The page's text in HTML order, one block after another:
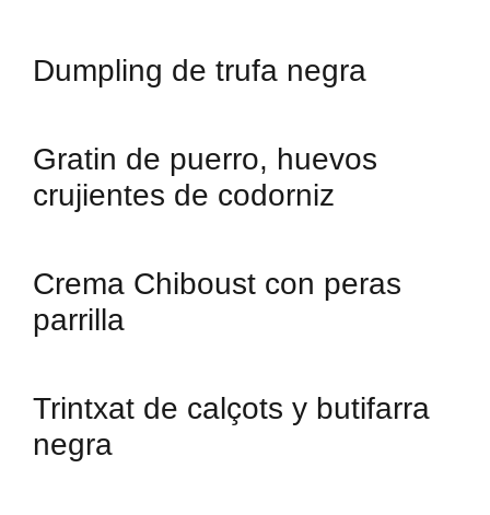
Dumpling de trufa negra
Gratin de puerro, huevos
crujientes de codorniz
Crema Chiboust con peras
parrilla
Trintxat de calçots y butifarra
negra